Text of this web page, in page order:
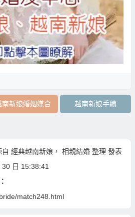
南新娘婚姻媒合 越南新娘手續
經典越南新娘 ， 相親結婚整理 發表
日 15:38:41
match248.html